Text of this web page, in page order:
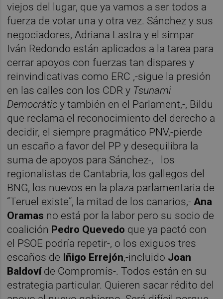
viejos del lugar, que ya vamos a ser todos a
fuerza de votar una y otra vez. Sánchez y sus
negociadores, Adriana Lastra y el simpar
Iván Redondo están aplicados a la tarea para
cerrar apoyos con fuerzas tan dispares y
reinvindicativas como ERC ,-sigue la presión
en las calles con los CDR y Tsunami
Democràtic y también en el Parlament,-, Bildu
que reclama el reconocimiento del derecho a
decidir, el siempre pragmático PNV,-pierde
un escaño a favor del PP y desequilibra la
suma de apoyos para Sánchez-,
los
regionalistas de Cantabria, los gallegos del
BNG, los nuevos en la plaza parlamentaria de
“Teruel existe”, la mitad de los canarios,- Ana
Oramas no está por la labor pero su socio de
coalición Pedro Quevedo que ya pactó con
el PSOE podría repetir-, o los exiguos tres
escaños de Iñigo Errejón,-incluido Joan
Baldovíde Compromís-. Todos están en su
estrategia particular. Quieren sacar rédito del